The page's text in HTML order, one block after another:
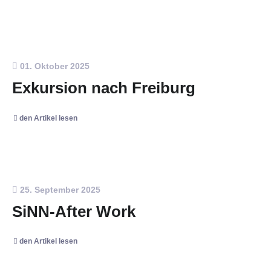
01. Oktober 2025
Exkursion nach Freiburg
den Artikel lesen
25. September 2025
SiNN-After Work
den Artikel lesen